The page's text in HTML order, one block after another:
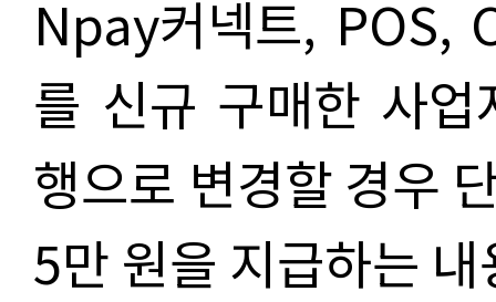
Npay커넥트, POS,
를 신규 구매한 사
행으로 변경할 경우
5만 원을 지급하는